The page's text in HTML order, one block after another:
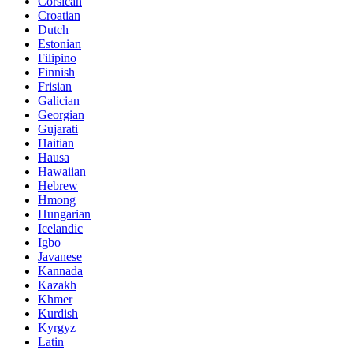
Croatian
Dutch
Estonian
Filipino
Finnish
Frisian
Galician
Georgian
Gujarati
Haitian
Hausa
Hawaiian
Hebrew
Hmong
Hungarian
Icelandic
Igbo
Javanese
Kannada
Kazakh
Khmer
Kurdish
Kyrgyz
Latin